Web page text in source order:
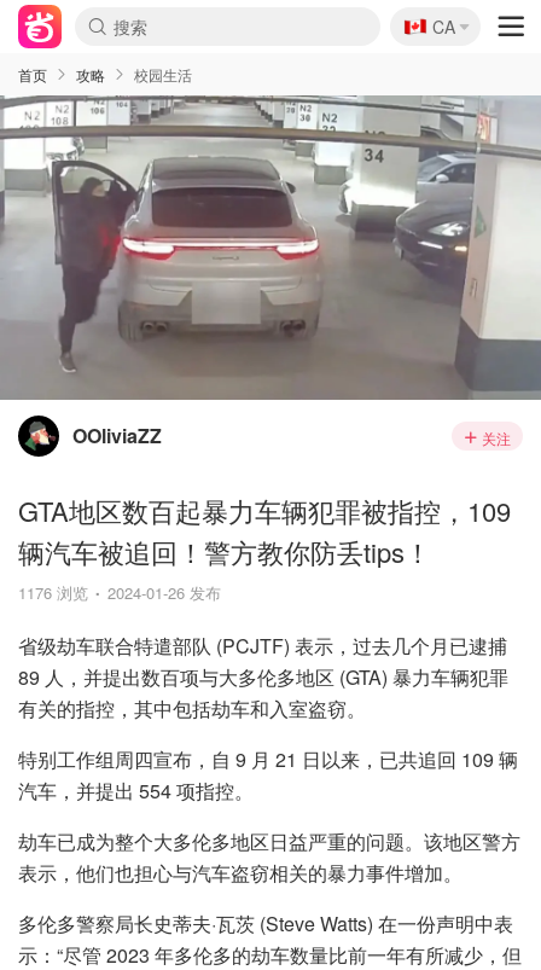
🇨🇦
CA
首页 攻略 校园生活
OOliviaZZ 关注
GTA地区数百起暴力车辆犯罪被指控，109
辆汽车被追回！警方教你防丢tips！
1176 浏览 2024-01-26 发布
省级劫车联合特遣部队 (PCJTF) 表示，过去几个月已逮捕
89 人，并提出数百项与大多伦多地区 (GTA) 暴力车辆犯罪
有关的指控，其中包括劫车和入室盗窃。
特别工作组周四宣布，自 9 月 21 日以来，已共追回 109 辆
汽车，并提出 554 项指控。
劫车已成为整个大多伦多地区日益严重的问题。该地区警方
表示，他们也担心与汽车盗窃相关的暴力事件增加。
多伦多警察局长史蒂夫·瓦茨 (Steve Watts) 在一份声明中表
示：“尽管 2023 年多伦多的劫车数量比前一年有所减少，但